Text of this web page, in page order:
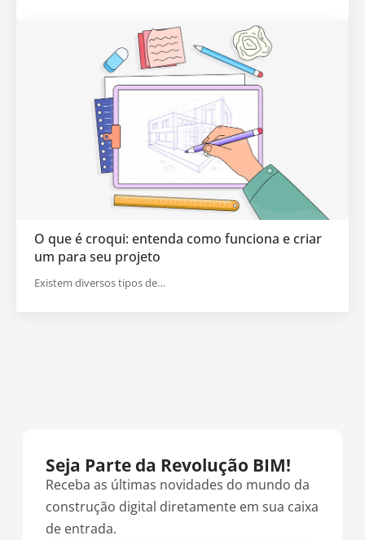
O que é croqui: entenda como funciona e criar
um para seu projeto
Existem diversos tipos de…
Seja Parte da Revolução BIM!​
Receba as últimas novidades do mundo da
construção digital diretamente em sua caixa
de entrada.